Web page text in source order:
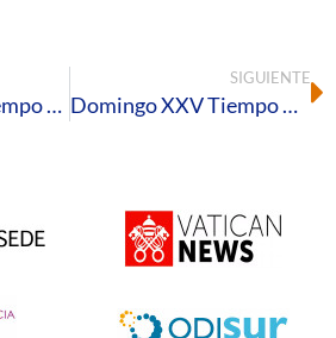
Domingo XXIII Tiempo Ordinario – C
SIGUIENTE
Domingo XXV Tiempo Ordinario – C